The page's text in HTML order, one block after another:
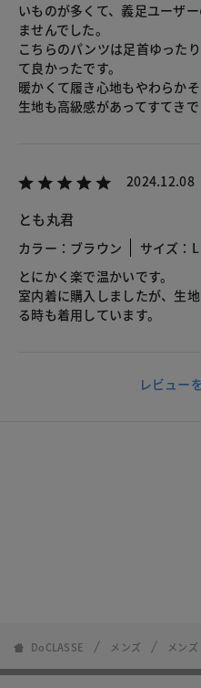
いものが多くて、義足ユーザ
ませんでした。
こちらのパンツは足首ゆった
て良かったです。
暖かくて履き心地もやわらかそ
生地も高級感があってすてきで
2024.12.08
とも丸君
カラー：ブラウン
サイズ：L
とにかく楽で温かいです。
室内着に購入しましたが、生
る時も着用しています。
レビュー
DoCLASSE メンズ メン